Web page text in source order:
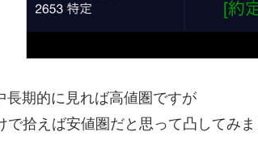
長期的に見れば高値圏ですが
で拾えば安値圏だと思って凸してみま